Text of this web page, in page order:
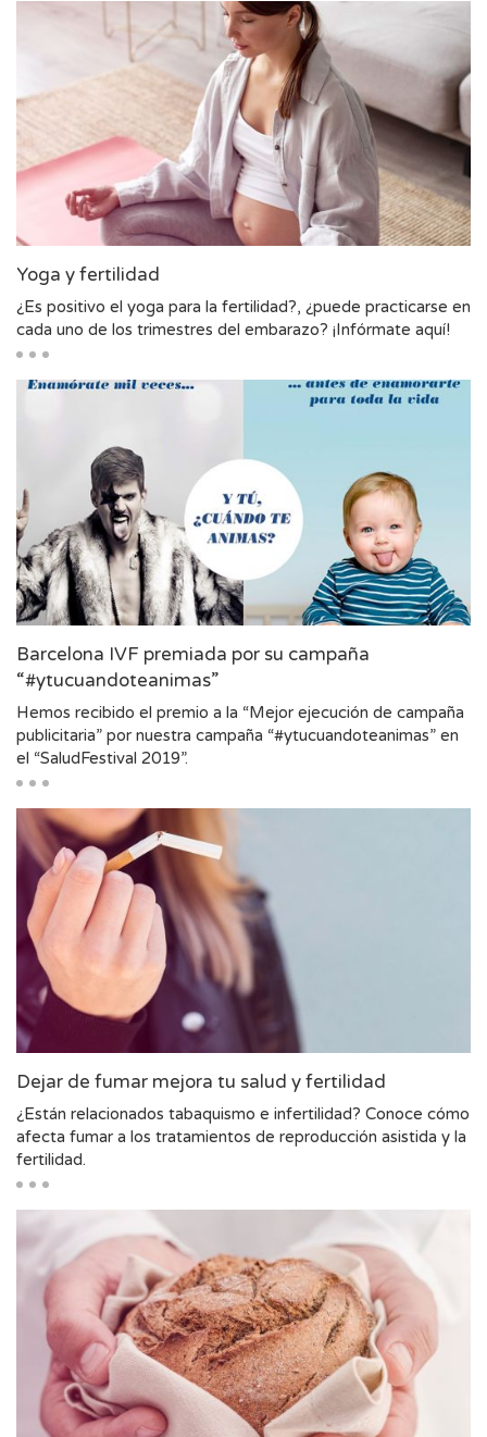
Yoga y fertilidad
¿Es positivo el yoga para la fertilidad?, ¿puede practicarse en
cada uno de los trimestres del embarazo? ¡Infórmate aquí!
Barcelona IVF premiada por su campaña
“#ytucuandoteanimas”
Hemos recibido el premio a la “Mejor ejecución de campaña
publicitaria” por nuestra campaña “#ytucuandoteanimas” en
el “SaludFestival 2019”.
Dejar de fumar mejora tu salud y fertilidad
¿Están relacionados tabaquismo e infertilidad? Conoce cómo
afecta fumar a los tratamientos de reproducción asistida y la
fertilidad.